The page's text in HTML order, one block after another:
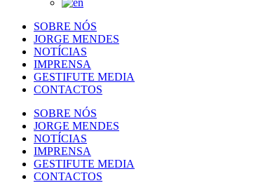
SOBRE NÓS
JORGE MENDES
NOTÍCIAS
IMPRENSA
GESTIFUTE MEDIA
CONTACTOS
SOBRE NÓS
JORGE MENDES
NOTÍCIAS
IMPRENSA
GESTIFUTE MEDIA
CONTACTOS